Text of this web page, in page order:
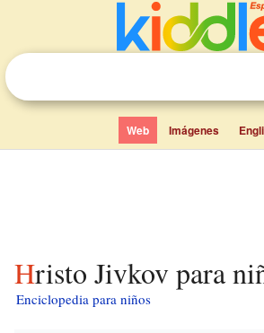
Web Imágenes
Hristo Jivkov para
Enciclopedia para niños